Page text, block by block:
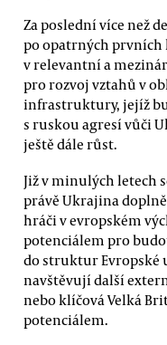
Za poslední více než
po opatrných
v relevantní a
pro rozvoj vztahů v
infrastruktury, jejíž
s ruskou agresí vůči
ještě dále růst.
Již v minulých letech
právě Ukrajina
hráči v evropském
potenciálem pro
do struktur Evropské
navštěvují další
nebo klíčová Velká
potenciálem.